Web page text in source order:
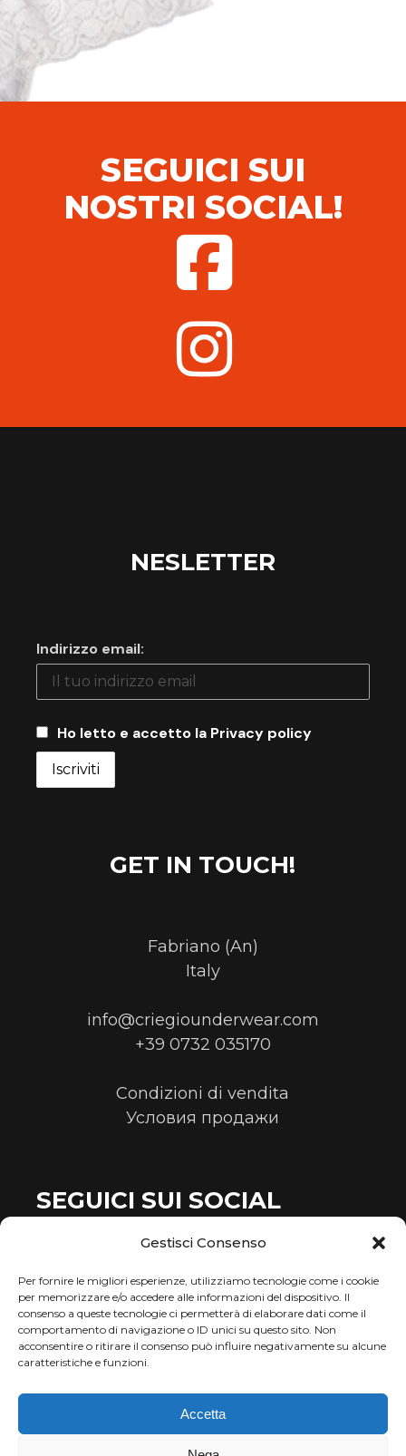
Gestisci Consenso
Per fornire le migliori esperienze, utilizziamo tecnologie come i cookie
per memorizzare e/o accedere alle informazioni del dispositivo. Il
consenso a queste tecnologie ci permetterà di elaborare dati come il
comportamento di navigazione o ID unici su questo sito. Non
acconsentire o ritirare il consenso può influire negativamente su alcune
caratteristiche e funzioni.
Accetta
SEGUICI SUI
NOSTRI SOCIAL!
NESLETTER
Indirizzo email:
Ho letto e accetto la Privacy policy
GET IN TOUCH!
Fabriano (An)
Italy
info@criegiounderwear.com
+39 0732 035170
Condizioni di vendita
Условия продажи
SEGUICI SUI SOCIAL
Facebook
Instagram
ANNA GINTER
C.F. GNT NNA 75H56 Z154R